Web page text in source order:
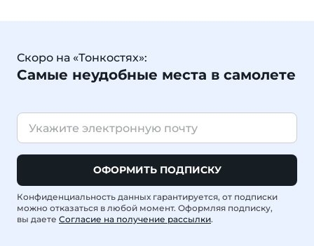
Скоро на «Тонкостях»:
Самые неудобные места в самолете
ОФОРМИТЬ ПОДПИСКУ
Конфиденциальность данных гарантируется, от подписки
можно отказаться в любой момент. Оформляя подписку,
вы даете Согласие на получение рассылки.